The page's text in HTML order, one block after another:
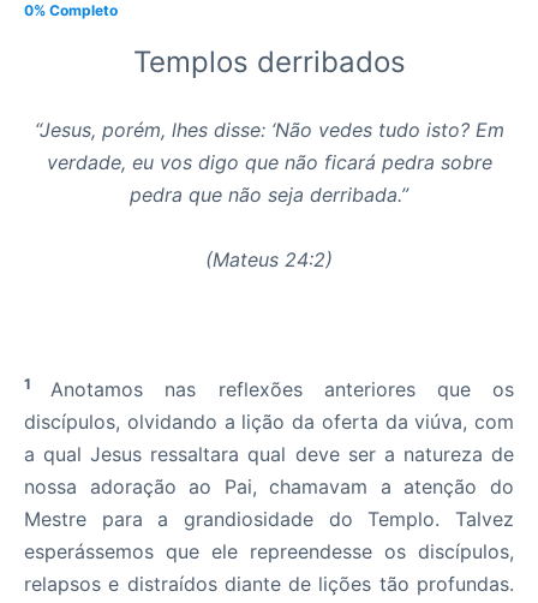
0% Completo
Templos derribados
“Jesus, porém, lhes disse: ‘Não vedes tudo isto? Em
verdade, eu vos digo que não ficará pedra sobre
pedra que não seja derribada.”
(Mateus 24:2)
1 Anotamos nas reflexões anteriores que os
discípulos, olvidando a lição da oferta da viúva, com
a qual Jesus ressaltara qual deve ser a natureza de
nossa adoração ao Pai, chamavam a atenção do
Mestre para a grandiosidade do Templo. Talvez
esperássemos que ele repreendesse os discípulos,
relapsos e distraídos diante de lições tão profundas.